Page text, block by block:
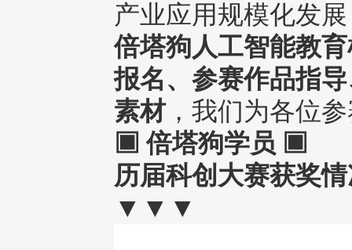
产业应用规模化发
倍塔狗人工智能教
报名、参赛作品指
素材，我们为各位
▣倍塔狗学员 ▣
历届科创大赛获奖
▼▼▼